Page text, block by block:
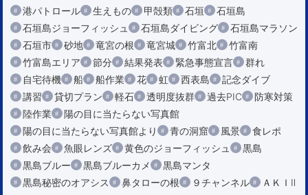
港パトロール
生えもの 甲殻類 石垣
石垣島
石垣島ジョーフィッシュ
石垣島ダイビング
石垣島マラソン
石垣市
砂地 竜宮の根 竜宮城 竹富北
竹富南
竹富島エリア
節分 結果発表 緊急事態宣言
群れ
自宅待機
船 船作業 花 虹 西表島
記念ダイブ
講習
貸切プラン 軽石 透明度抜群 過去PIC
防寒対策
陸作業
陽の目に当たらない写真館
陽の目に当たらない写真館より
青の洞窟 風景
食レポ
飲み会
魚眼レンズ 黄色のジョーフィッシュ
黒島
黒島ブルー
黒島ブルーカメ
黒島マンタ
黒島秘密のオアシス
鼻タローの根 ９チャンネル ＡＫＩⅡ